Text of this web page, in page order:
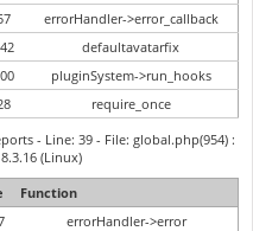
errorHandler->error_callback
defaultavatarfix
pluginSystem->run_hooks
require_once
- Line: 39 - File: global.php(954) :
(Linux)
Function
errorHandler->error